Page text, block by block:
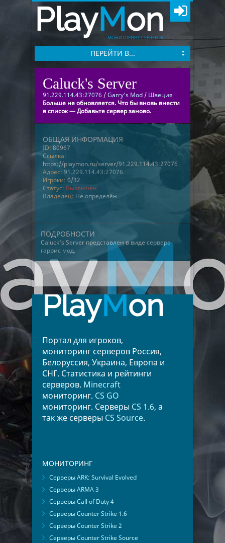
PlayMon
МОНИТОРИНГ СЕРВЕРОВ
ПЕРЕЙТИ В...
Caluck's Server
91.229.114.43:27076 /Garry's Mod / Швеция
Больше не обновляется. Что бы вновь внести
в список — Добавьте сервер заново.
ОБЩАЯ ИНФОРМАЦИЯ
ID: 80967
Ссылка:
https://playmon.ru/server/91.229.114.43:27076
Адрес: 91.229.114.43:27076
Игроки: 0/32
Статус: Выключен
Владелец: Не определён
ПОДРОБНОСТИ
Caluck's Server представлен в виде сервера
гаррис мод.
PlayMon
Портал для игроков,
мониторинг серверов Россия,
Белоруссия, Украина, Европа и
СНГ. Статистика и рейтинги
серверов. Minecraft
мониторинг. CS GO
мониторинг. Серверы CS 1.6, а
так же серверы CS Source.
МОНИТОРИНГ
Серверы ARK: Survival Evolved
Серверы ARMA 3
Серверы Call of Duty 4
Серверы Counter Strike 1.6
Серверы Counter Strike 2
Серверы Counter Strike Source